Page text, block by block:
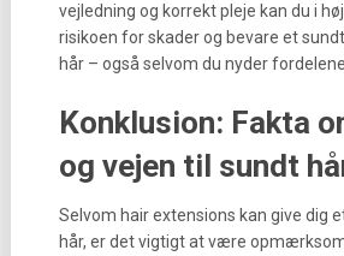
vejledning og korrekt pleje kan du i
risikoen for skader og bevare et
hår – også selvom du nyder
Konklusion: Fakta
og vejen til sundt
Selvom hair extensions kan give dig
hår, er det vigtigt at være